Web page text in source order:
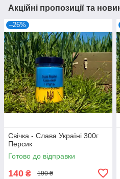
Акційні пропозиції та
–26%
Свічка - Слава Україні 300г
Персик
Готово до відправки
140 ₴ 190 ₴